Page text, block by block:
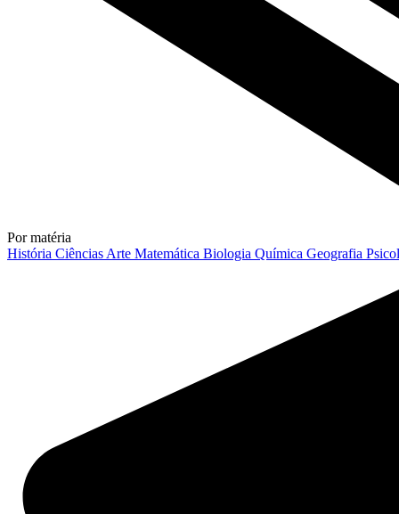
Por matéria
História Ciências Arte Matemática Biologia Química Geografia